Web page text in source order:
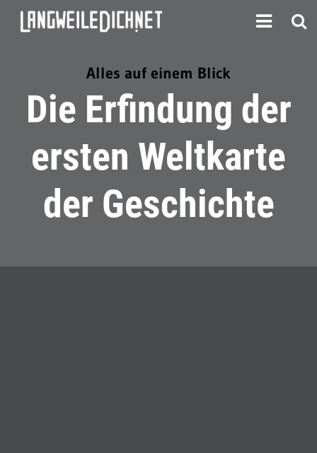
Alles auf einem Blick
Die Erfindung der
ersten Weltkarte
der Geschichte